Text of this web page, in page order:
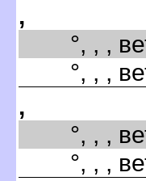
,
°, , ,
°, , ,
,
°, , ,
°, , ,